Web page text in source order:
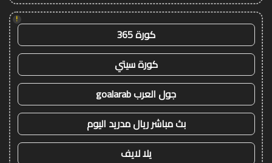
!
كورة 365
كورة سيتي
جول العرب goalarab
بث مباشر ريال مدريد اليوم
يلا لايف